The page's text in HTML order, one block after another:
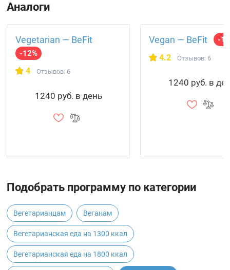
Аналоги
Vegetarian — BeFit
-12%
4 Отзывов: 6
1240 руб. в день
Vegan — BeFit -
4.2 Отзывов: 6
1240 руб. в
Подобрать программу по категории
Вегетарианцам Веганам
Вегетарианская еда на 1300 ккал
Вегетарианская еда на 1800 ккал